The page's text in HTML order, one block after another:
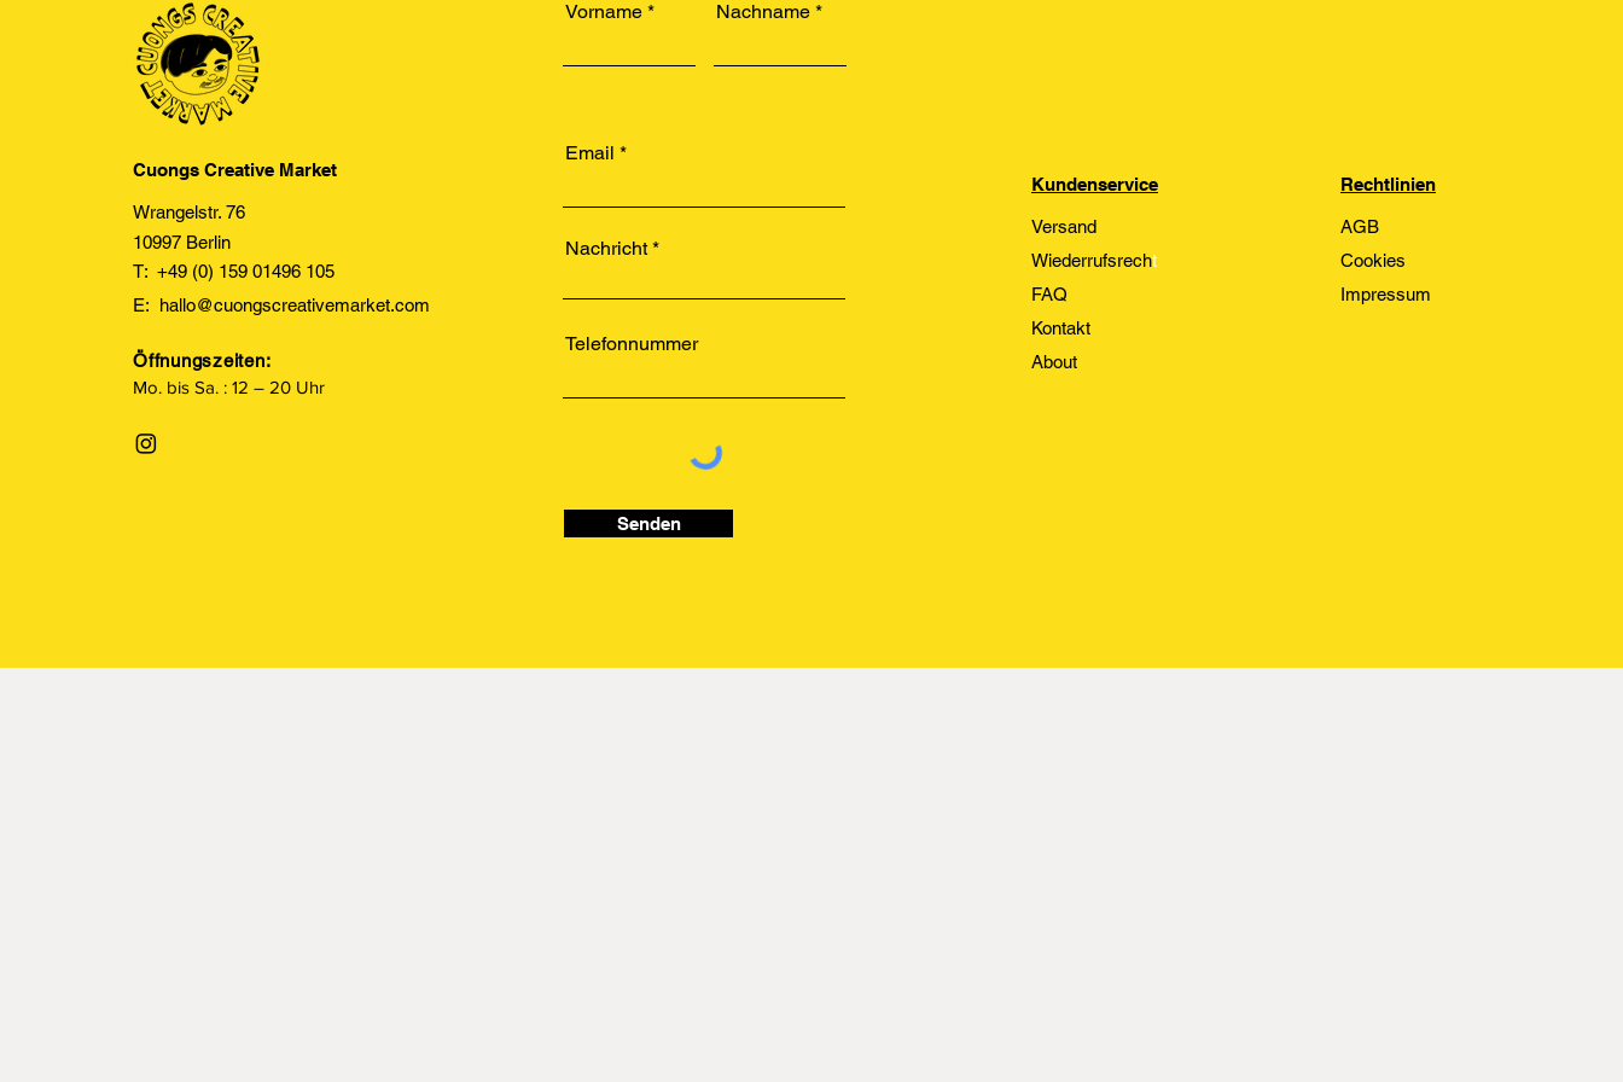
Cuongs Creative Market
Wrangelstr. 76
10997 Berlin
T: +49 (0) 159 01496 105
E: hallo@cuongscreativemarket.com
Öffnungszeiten:
Mo. bis Sa. : 12 – 20 Uhr
Vorname Nachname
Email
Nachricht
Telefonnummer
Senden
Kundenservice
Versand
Wiederrufsrecht
FAQ
Kontakt
About
Rechtlinien
AGB
Cookies
Impressum